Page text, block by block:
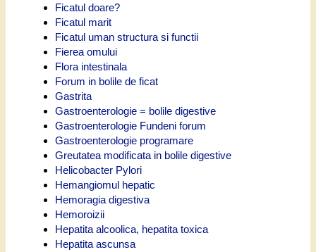
Ficatul doare?
Ficatul marit
Ficatul uman structura si functii
Fierea omului
Flora intestinala
Forum in bolile de ficat
Gastrita
Gastroenterologie = bolile digestive
Gastroenterologie Fundeni forum
Gastroenterologie programare
Greutatea modificata in bolile digestive
Helicobacter Pylori
Hemangiomul hepatic
Hemoragia digestiva
Hemoroizii
Hepatita alcoolica, hepatita toxica
Hepatita ascunsa